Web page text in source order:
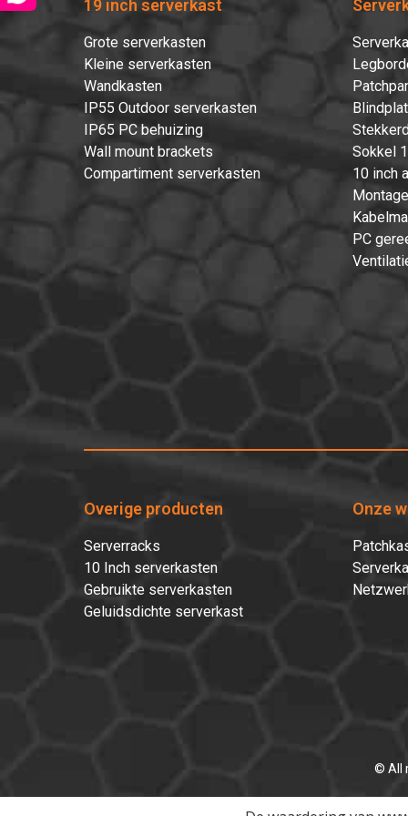
19 inch serverkast
Grote serverkasten
Kleine serverkasten
Wandkasten
IP55 Outdoor serverkasten
IP65 PC behuizing
Wall mount brackets
Compartiment serverkasten
Sokkel
10 inch
PC
Overige producten
Serverracks
10 Inch serverkasten
Gebruikte serverkasten
Geluidsdichte serverkast
Onze
© All